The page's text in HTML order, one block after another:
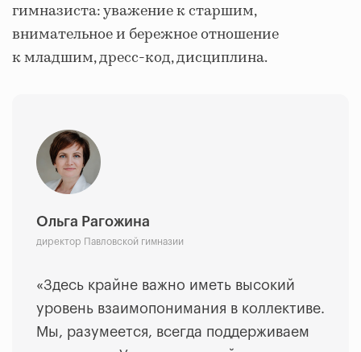
гимназиста: уважение к старшим,
внимательное и бережное отношение
к младшим, дресс-код, дисциплина.
Ольга Рагожина
директор Павловской гимназии
«Здесь крайне важно иметь высокий
уровень взаимопонимания в коллективе.
Мы, разумеется, всегда поддерживаем